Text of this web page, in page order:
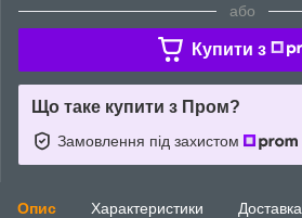
або
Купити з
Що таке купити з Пром?
Замовлення під захистом
Опис Характеристики Доставка